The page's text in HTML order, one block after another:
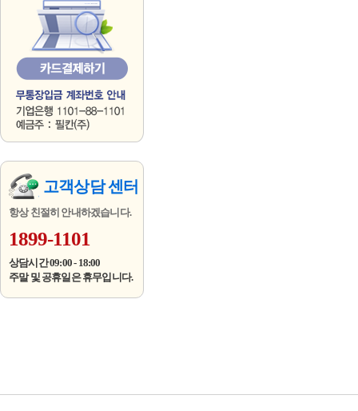
고객상담 센터
항상 친절히 안내하겠습니다.
1899-1101
상담시간 09:00 - 18:00
주말 및 공휴일은 휴무입니다.